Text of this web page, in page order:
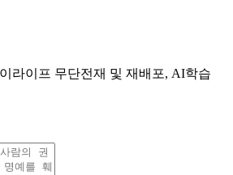
라이프 무단전재 및 재배포, AI학습